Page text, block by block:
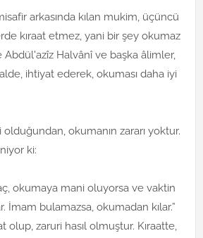
arkasında kılan mukim, üçüncü
kıraat etmez, yani bir şey okumaz
Halvânî ve başka âlimler,
ihtiyat ederek, okuması daha iyi
olduğundan, okumanın zararı yoktur.
ki:
okumaya mani oluyorsa ve vaktin
İmam bulamazsa, okumadan kılar.”
olup, zaruri hasıl olmuştur. Kıraatte,